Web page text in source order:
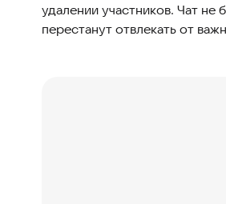
удалении участников. Чат
перестанут отвлекать от